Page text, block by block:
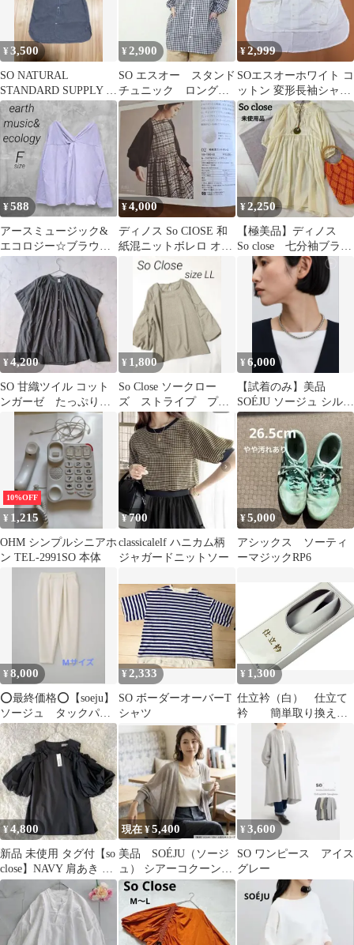
¥3,500
SO NATURAL
STANDARD SUPPLY ギ
ンガムチェックシャツ
¥2,900
SO エスオー スタンド
チュニック ロングシ
ャツ バンドカラー
SB-0588
¥2,999
SOエスオーホワイト コ
ットン 変形長袖シャツ
未使用品
¥588
アースミュージック&
エコロジー☆ブラウソ
ー(バックツイスト)
【F】パープル☆
¥4,000
ディノス So CIOSE 和
紙混ニットボレロ オフ
ホワイト
¥2,250
【極美品】ディノス
So close 七分袖ブラウ
ス チュニック プル
オーバー
¥4,200
SO 甘織ツイル コット
ンガーゼ たっぷりギ
ャザー フレンチスリー
ブ ブラウス
¥ 1,800
So Close ソークロー
ズ ストライプ プル
オーバー ブラウス
¥6,000
【試着のみ】美品
SOÉJU ソージュ シルバ
ーボールネックレス
10%OFF
¥ 1,215
OHM シンプルシニアホ
ン TEL-2991SO 本体
¥700
classicalelf ハニカム柄
ジャガードニットソー
¥5,000
アシックス ソーティ
ーマジックRP6
¥8,000
⭕️最終価格⭕️【soeju】
ソージュ タックパン
ツ ホワイト Mサイ
ズ
¥2,333
SO ボーダーオーバーT
シャツ
¥ 1,300
仕立衿（白） 仕立て
衿 簡単取り換え可
能 so-3
¥4,800
新品 未使用 タグ付【so
close】NAVY 肩あき バ
ルーン袖 ブラウス
現在 ¥5,400
美品 SOÉJU（ソージ
ュ） シアーコクーンカ
ーディガン
¥3,600
SO ワンピース アイス
グレー